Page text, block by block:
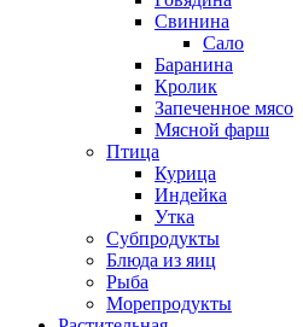
Свинина
Сало
Баранина
Кролик
Запеченное мясо
Мясной фарш
Птица
Курица
Индейка
Утка
Субпродукты
Блюда из яиц
Рыба
Морепродукты